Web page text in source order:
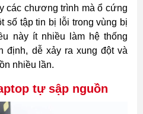
các chương trình mà ổ cứng
số tập tin bị lỗi trong vùng bị
này ít nhiều làm hệ thống
định, dễ xảy ra xung đột và
nhiều lần.
tự sập nguồn